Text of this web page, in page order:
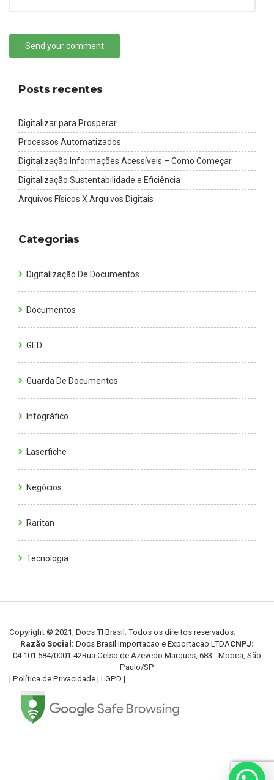
Send your comment
Posts recentes
Digitalizar para Prosperar
Processos Automatizados
Digitalização Informações Acessíveis – Como Começar
Digitalização Sustentabilidade e Eficiência
Arquivos Físicos X Arquivos Digitais
Categorias
Digitalização De Documentos
Documentos
GED
Guarda De Documentos
Infográfico
Laserfiche
Negócios
Raritan
Tecnologia
Copyright © 2021, Docs TI Brasil. Todos os direitos reservados.
Razão Social: Docs Brasil Importacao e Exportacao LTDACNPJ:
04.101.584/0001-42Rua Celso de Azevedo Marques, 683 - Mooca, São
Paulo/SP
| Política de Privacidade | LGPD |